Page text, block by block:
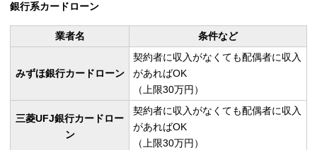
銀行系カードローン
業者名 条件など
みずほ銀行カードローン
契約者に収入がなくても配偶者に収入
があればOK
（上限30万円）
三菱UFJ銀行カードロー
ン
契約者に収入がなくても配偶者に収入
があればOK
（上限30万円）